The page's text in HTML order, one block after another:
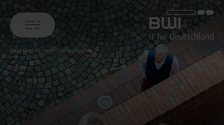
BWI GmbH
Startseite Karriere Stellenangebote